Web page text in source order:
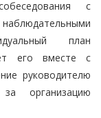
с
план
его вместе с
руководителю
организацию